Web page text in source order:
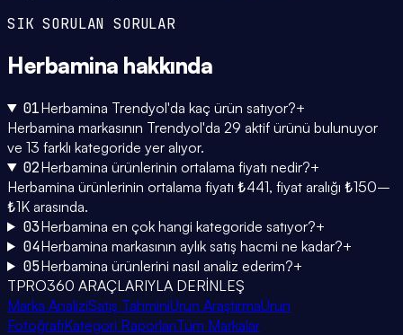
SIK SORULAN SORULAR
Herbamina hakkında
01Herbamina Trendyol'da kaç ürün satıyor?+
Herbamina markasının Trendyol'da 29 aktif ürünü bulunuyor
ve 13 farklı kategoride yer alıyor.
02Herbamina ürünlerinin ortalama fiyatı nedir?+
Herbamina ürünlerinin ortalama fiyatı ₺441, fiyat aralığı ₺150–
₺1K arasında.
03Herbamina en çok hangi kategoride satıyor?+
04Herbamina markasının aylık satış hacmi ne kadar?+
05Herbamina ürünlerini nasıl analiz ederim?+
TPRO360 ARAÇLARIYLA DERİNLEŞ
Marka AnaliziSatış TahminiÜrün AraştırmaÜrün
FotoğrafıKategori RaporlarıTüm Markalar